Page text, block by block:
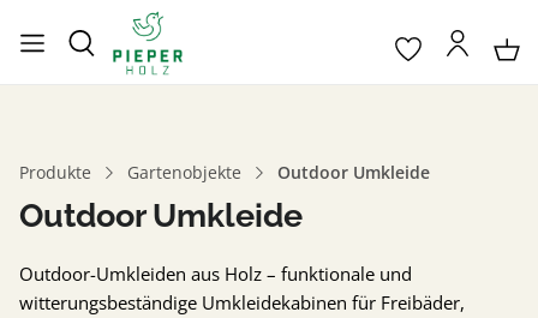
Produkte Gartenobjekte Outdoor Umkleide
Outdoor Umkleide
Outdoor-Umkleiden aus Holz – funktionale und
witterungsbeständige Umkleidekabinen für Freibäder,